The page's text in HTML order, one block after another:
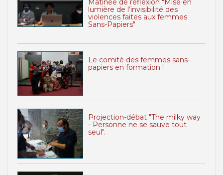
Matinée de réflexion "Mise en
lumière de l’invisibilité des
violences faites aux femmes
Sans-Papiers"
Le comité des femmes sans-
papiers en formation !
Projection-débat "The milky way
- Personne ne se sauve tout
seul".